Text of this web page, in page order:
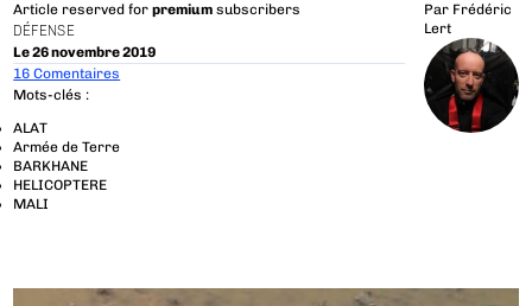
Article reserved forpremium subscribers
DÉFENSE
Le 26 novembre 2019
Par Frédéric
Lert
16 Comentaires
Mots-clés :
ALAT
Armée de Terre
BARKHANE
HELICOPTERE
MALI